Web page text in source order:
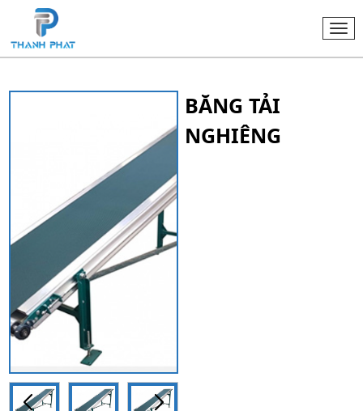
BĂNG TẢI
NGHIÊNG